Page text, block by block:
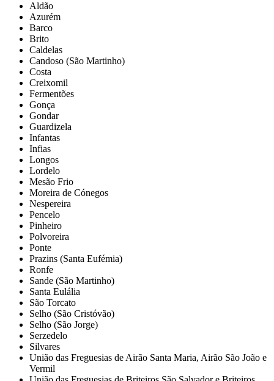
Aldão
Azurém
Barco
Brito
Caldelas
Candoso (São Martinho)
Costa
Creixomil
Fermentões
Gonça
Gondar
Guardizela
Infantas
Infias
Longos
Lordelo
Mesão Frio
Moreira de Cónegos
Nespereira
Pencelo
Pinheiro
Polvoreira
Ponte
Prazins (Santa Eufémia)
Ronfe
Sande (São Martinho)
Santa Eulália
São Torcato
Selho (São Cristóvão)
Selho (São Jorge)
Serzedelo
Silvares
União das Freguesias de Airão Santa Maria, Airão São João e
Vermil